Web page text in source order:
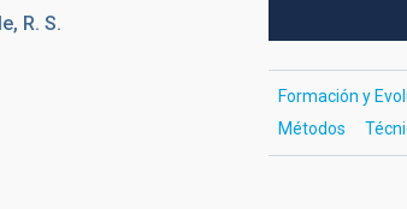
R. S.
Formación y
Métodos